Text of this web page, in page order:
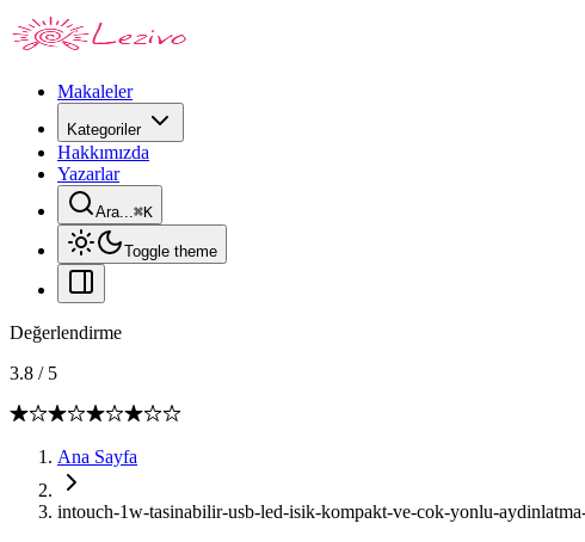
Makaleler
Kategoriler
Hakkımızda
Yazarlar
Ara...⌘K
Toggle theme
Değerlendirme
3.8 / 5
Ana Sayfa
intouch-1w-tasinabilir-usb-led-isik-kompakt-ve-cok-yonlu-